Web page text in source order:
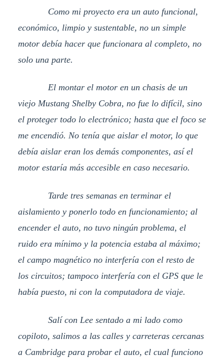
Como mi proyecto era un auto funcional,
económico, limpio y sustentable, no un simple
motor debía hacer que funcionara al completo, no
solo una parte.
El montar el motor en un chasis de un
viejo Mustang Shelby Cobra, no fue lo difícil, sino
el proteger todo lo electrónico; hasta que el foco se
me encendió. No tenía que aislar el motor, lo que
debía aislar eran los demás componentes, así el
motor estaría más accesible en caso necesario.
Tarde tres semanas en terminar el
aislamiento y ponerlo todo en funcionamiento; al
encender el auto, no tuvo ningún problema, el
ruido era mínimo y la potencia estaba al máximo;
el campo magnético no interfería con el resto de
los circuitos; tampoco interfería con el GPS que le
había puesto, ni con la computadora de viaje.
Salí con Lee sentado a mi lado como
copiloto, salimos a las calles y carreteras cercanas
a Cambridge para probar el auto, el cual funciono